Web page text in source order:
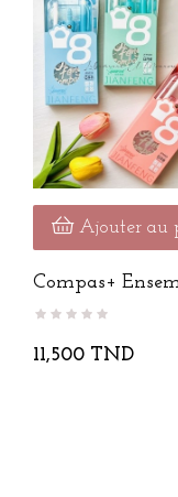
Ajouter au
Compas+
Géométrique
11,500 TND